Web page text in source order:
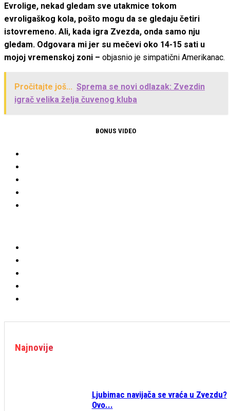
Evrolige, nekad gledam sve utakmice tokom
evroligaškog kola, pošto mogu da se gledaju četiri
istovremeno. Ali, kada igra Zvezda, onda samo nju
gledam. Odgovara mi jer su mečevi oko 14-15 sati u
mojoj vremenskoj zoni – objasnio je simpatični Amerikanac.
Pročitajte još... Sprema se novi odlazak: Zvezdin
igrač velika želja čuvenog kluba
BONUS VIDEO
Najnovije
Ljubimac navijača se vraća u Zvezdu?
Ovo...